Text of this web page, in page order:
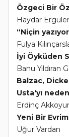
Özgeci Bir
Haydar
“Niçin
Fulya
İyi Öyküden
Banu Yıldıran
Balzac,
Usta'yı
Erdinç
Yeni Bir Evrim
Uğur Vardan